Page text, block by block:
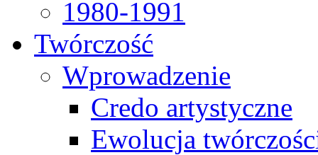
1980-1991
Twórczość
Wprowadzenie
Credo artystyczne
Ewolucja